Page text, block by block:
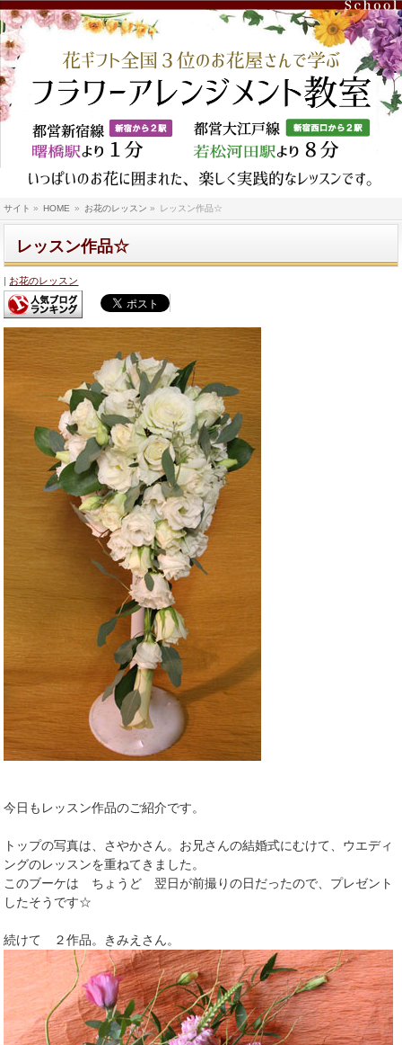
サイト » HOME » お花のレッスン » レッスン作品☆
レッスン作品☆
お花のレッスン
今日もレッスン作品のご紹介です。
トップの写真は、さやかさん。お兄さんの結婚式にむけて、ウエディ
ングのレッスンを重ねてきました。
このブーケは ちょうど 翌日が前撮りの日だったので、プレゼント
したそうです☆
続けて ２作品。きみえさん。